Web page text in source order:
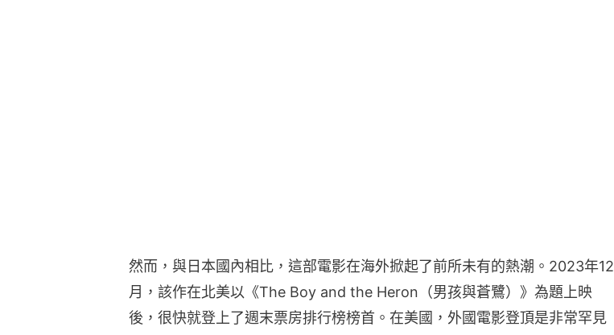
然而，與日本國內相比，這部電影在海外掀起了前所未有的熱潮。2023年12
月，該作在北美以《The Boy and the Heron（男孩與蒼鷺）》為題上映
後，很快就登上了週末票房排行榜榜首。在美國，外國電影登頂是非常罕見